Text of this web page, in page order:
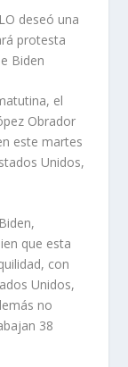
deseó una
protesta
Biden
el
Obrador
este martes
Unidos,
que esta
con
Unidos,
no
38